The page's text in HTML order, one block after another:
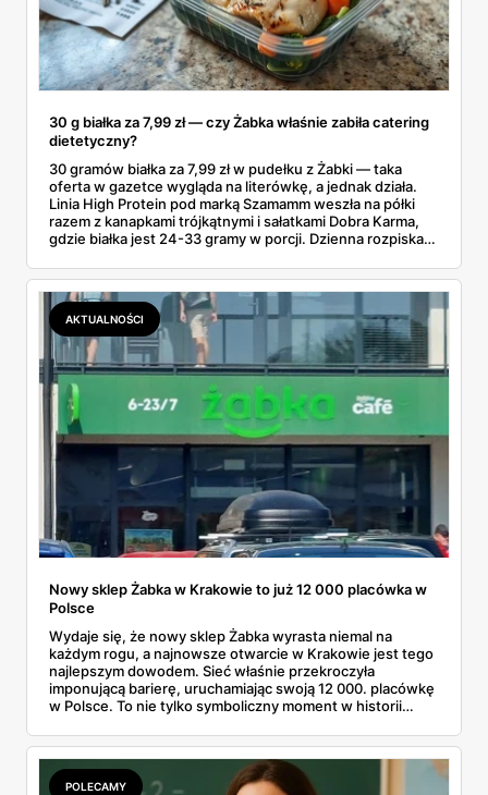
30 g białka za 7,99 zł — czy Żabka właśnie zabiła catering
dietetyczny?
30 gramów białka za 7,99 zł w pudełku z Żabki — taka
oferta w gazetce wygląda na literówkę, a jednak działa.
Linia High Protein pod marką Szamamm weszła na półki
razem z kanapkami trójkątnymi i sałatkami Dobra Karma,
gdzie białka jest 24-33 gramy w porcji. Dzienna rozpiska
catering dietetyczny zaczyna się od 60. Liczby same
proszą o porównanie — gotowce z rogu ulicy kontra
pudełko od kuriera.
AKTUALNOŚCI
Nowy sklep Żabka w Krakowie to już 12 000 placówka w
Polsce
Wydaje się, że nowy sklep Żabka wyrasta niemal na
każdym rogu, a najnowsze otwarcie w Krakowie jest tego
najlepszym dowodem. Sieć właśnie przekroczyła
imponującą barierę, uruchamiając swoją 12 000. placówkę
w Polsce. To nie tylko symboliczny moment w historii
franczyzobiorców – Żabka przyspiesza i planuje otwierać
ponad tysiąc sklepów rocznie. Co to oznacza w praktyce
dla nas wszystkich?
POLECAMY